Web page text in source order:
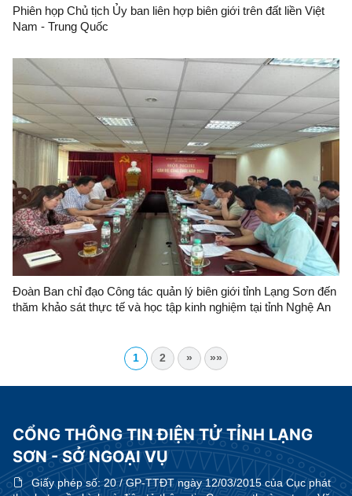
Phiên họp Chủ tịch Ủy ban liên hợp biên giới trên đất liền Việt
Nam - Trung Quốc
Đoàn Ban chỉ đạo Công tác quản lý biên giới tỉnh Lạng Sơn đến
thăm khảo sát thực tế và học tập kinh nghiệm tại tỉnh Nghệ An
1 2 » »»
CỔNG THÔNG TIN ĐIỆN TỬ TỈNH LẠNG
SƠN - SỞ NGOẠI VỤ
Giấy phép số:20 / GP-TTĐT ngày 12/03/2015 của Cục phát